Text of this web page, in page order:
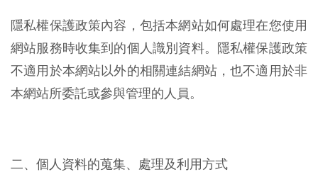
隱私權保護政策內容，包括本網站如何處理在您使用
網站服務時收集到的個人識別資料。隱私權保護政策
不適用於本網站以外的相關連結網站，也不適用於非
本網站所委託或參與管理的人員。
二、個人資料的蒐集、處理及利用方式